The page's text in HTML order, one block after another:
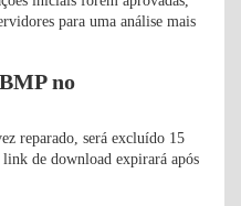
para uma análise mais
no
reparado, será excluído 15
de download expirará após